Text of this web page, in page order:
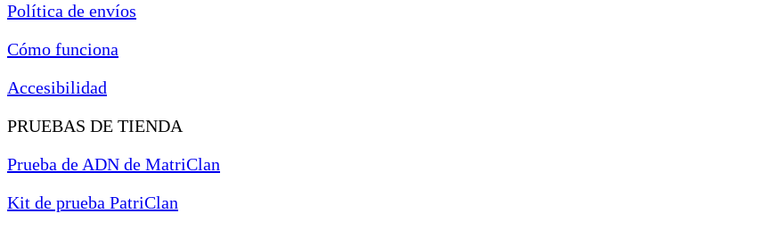
Política de envíos
Cómo funciona
Accesibilidad
PRUEBAS DE TIENDA
Prueba de ADN de MatriClan
Kit de prueba PatriClan